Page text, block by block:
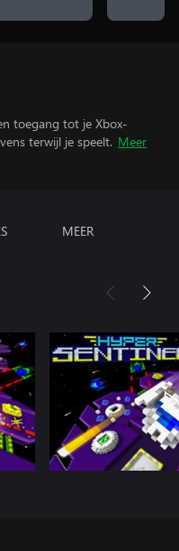
toegang tot je Xbox-
terwijl je speelt. Meer
MEER